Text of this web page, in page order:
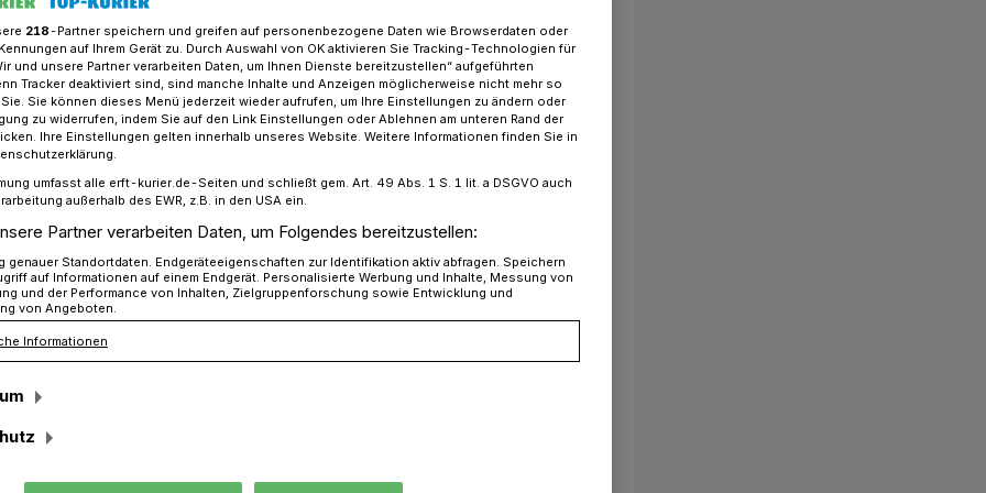
stärkt das Ehrenamt
für
und Peter Cremerius nehmen in ihrer
zusätzlich die Aufgaben
Stadt Grevenbroich wahr. Sie sind
deren Engagement durch die
wird.
218-Partner speichern und greifen auf personenbezogene Daten wie Browserdaten oder
auf Ihrem Gerät zu. Durch Auswahl von OK aktivieren Sie Tracking-Technologien für
und unsere Partner verarbeiten Daten, um Ihnen Dienste bereitzustellen“ aufgeführten
Tracker deaktiviert sind, sind manche Inhalte und Anzeigen möglicherweise nicht mehr so
Sie können dieses Menü jederzeit wieder aufrufen, um Ihre Einstellungen zu ändern oder
zu widerrufen, indem Sie auf den Link Einstellungen oder Ablehnen am unteren Rand der
Ihre Einstellungen gelten innerhalb unseres Website. Weitere Informationen finden Sie in
umfasst alle erft-kurier.de-Seiten und schließt gem. Art. 49 Abs. 1 S. 1 lit. a DSGVO auch
außerhalb des EWR, z.B. in den USA ein.
Partner verarbeiten Daten, um Folgendes bereitzustellen:
genauer Standortdaten. Endgeräteeigenschaften zur Identifikation aktiv abfragen. Speichern
auf Informationen auf einem Endgerät. Personalisierte Werbung und Inhalte, Messung von
und der Performance von Inhalten, Zielgruppenforschung sowie Entwicklung und
von Angeboten.
Informationen